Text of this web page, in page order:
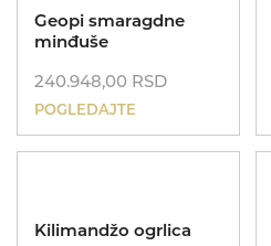
O NAMA
Geopi smaragdne
minđuše
240.948,00 RSD
POGLEDAJTE
Kilimandžo ogrlica